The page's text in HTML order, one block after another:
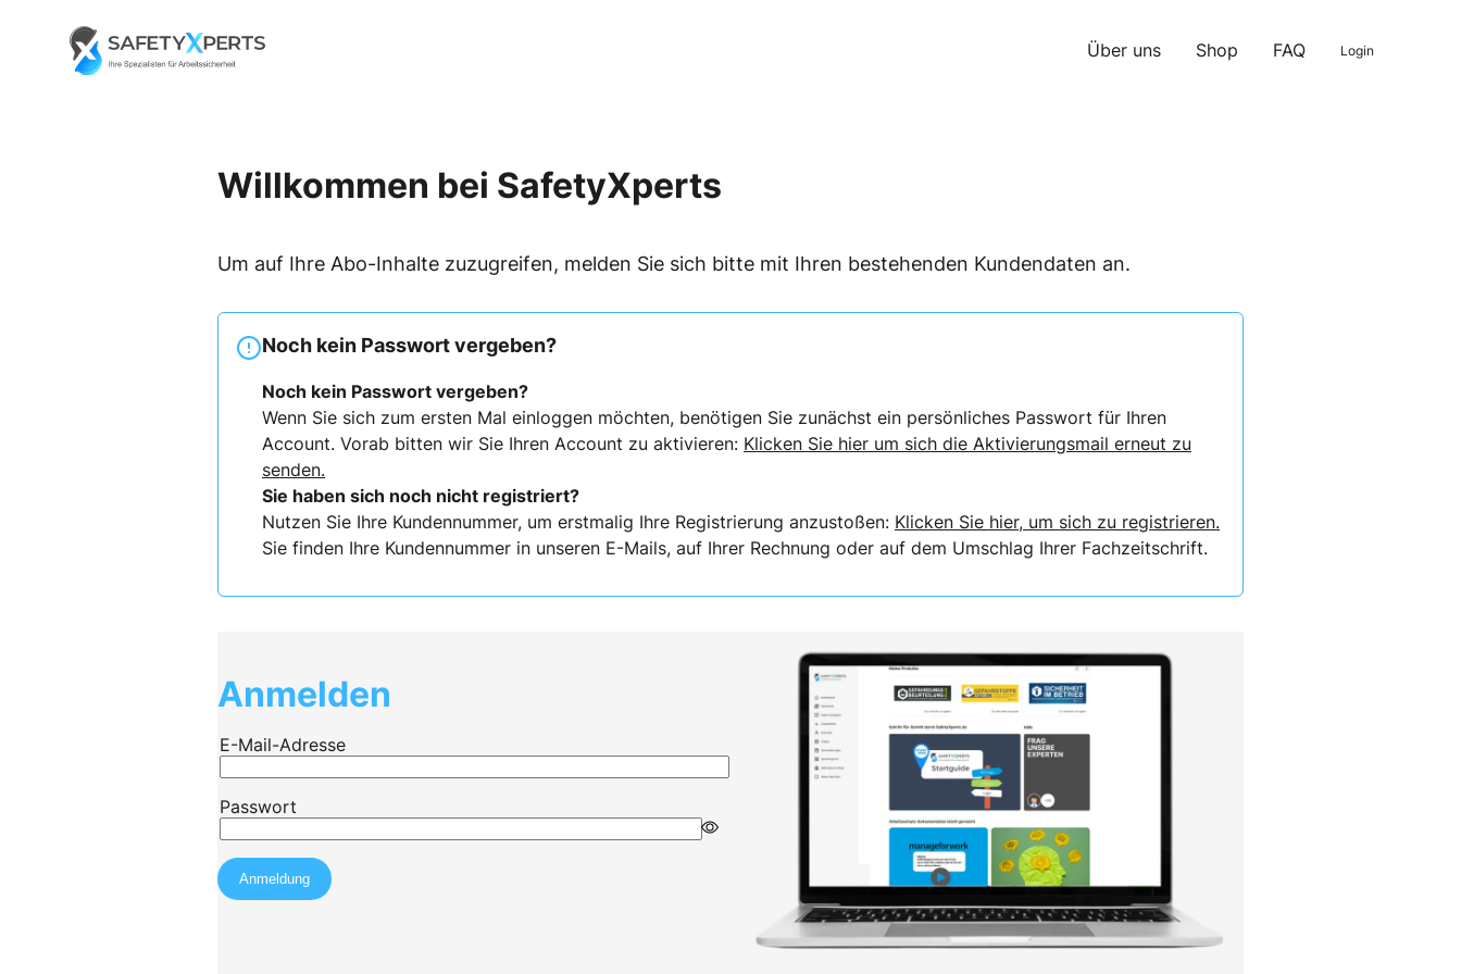
Go to landing page.
Über uns Shop FAQ Login
Willkommen bei SafetyXperts
Um auf Ihre Abo-Inhalte zuzugreifen, melden Sie sich bitte mit Ihren bestehenden Kundendaten an.
Noch kein Passwort vergeben?
Noch kein Passwort vergeben?
Wenn Sie sich zum ersten Mal einloggen möchten, benötigen Sie zunächst ein persönliches Passwort für Ihren
Account. Vorab bitten wir Sie Ihren Account zu aktivieren: Klicken Sie hier um sich die Aktivierungsmail erneut zu
senden.
Sie haben sich noch nicht registriert?
Nutzen Sie Ihre Kundennummer, um erstmalig Ihre Registrierung anzustoßen: Klicken Sie hier, um sich zu registrieren.
Sie finden Ihre Kundennummer in unseren E-Mails, auf Ihrer Rechnung oder auf dem Umschlag Ihrer Fachzeitschrift.
Anmelden